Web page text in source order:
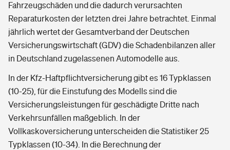
Fahrzeugschäden und die dadurch verursachten
Reparaturkosten der letzten drei Jahre betrachtet. Einmal
jährlich wertet der Gesamtverband der Deutschen
Versicherungswirtschaft (GDV) die Schadenbilanzen aller
in Deutschland zugelassenen Automodelle aus.
In der Kfz-Haftpflichtversicherung gibt es 16 Typklassen
(10-25), für die Einstufung des Modells sind die
Versicherungsleistungen für geschädigte Dritte nach
Verkehrsunfällen maßgeblich. In der
Vollkaskoversicherung unterscheiden die Statistiker 25
Typklassen (10-34). In die Berechnung der